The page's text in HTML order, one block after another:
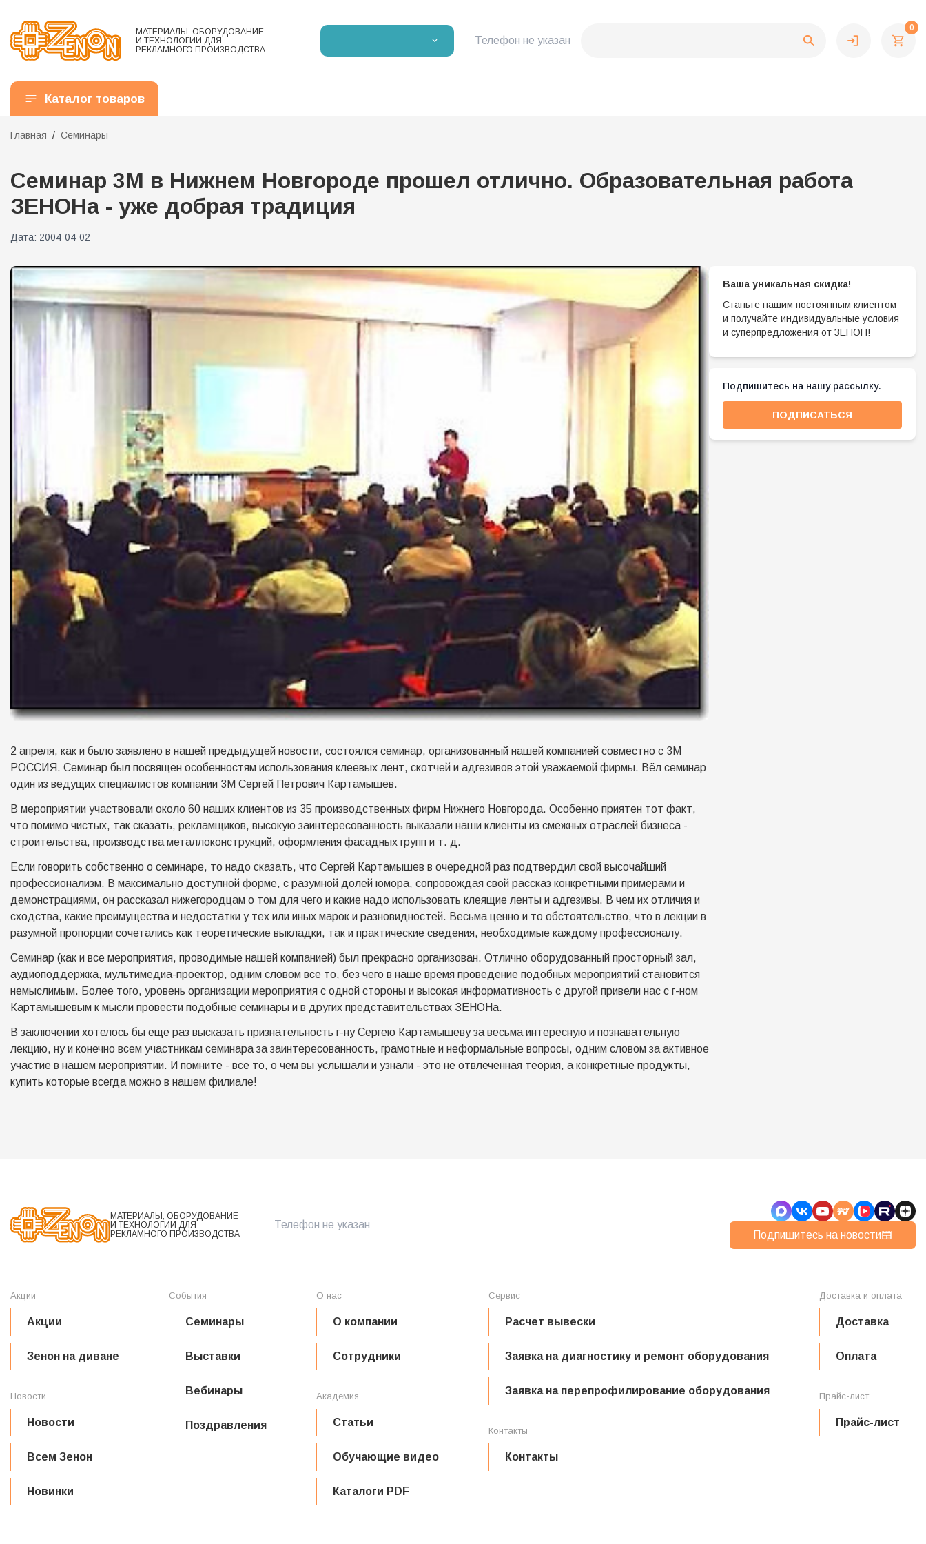
МАТЕРИАЛЫ, ОБОРУДОВАНИЕ
И ТЕХНОЛОГИИ ДЛЯ
РЕКЛАМНОГО ПРОИЗВОДСТВА
Телефон не указан
0
Каталог товаров
Главная Семинары
Семинар 3М в Нижнем Новгороде прошел отлично. Образовательная работа
ЗЕНОНа - уже добрая традиция
Дата: 2004-04-02
2 апреля, как и было заявлено в нашей предыдущей новости, состоялся семинар, организованный нашей компанией совместно с 3M
РОССИЯ. Семинар был посвящен особенностям использования клеевых лент, скотчей и адгезивов этой уважаемой фирмы. Вёл семинар
один из ведущих специалистов компании 3М Сергей Петрович Картамышев.
В мероприятии участвовали около 60 наших клиентов из 35 производственных фирм Нижнего Новгорода. Особенно приятен тот факт,
что помимо чистых, так сказать, рекламщиков, высокую заинтересованность выказали наши клиенты из смежных отраслей бизнеса -
строительства, производства металлоконструкций, оформления фасадных групп и т. д.
Если говорить собственно о семинаре, то надо сказать, что Сергей Картамышев в очередной раз подтвердил свой высочайший
профессионализм. В максимально доступной форме, с разумной долей юмора, сопровождая свой рассказ конкретными примерами и
демонстрациями, он рассказал нижегородцам о том для чего и какие надо использовать клеящие ленты и адгезивы. В чем их отличия и
сходства, какие преимущества и недостатки у тех или иных марок и разновидностей. Весьма ценно и то обстоятельство, что в лекции в
разумной пропорции сочетались как теоретические выкладки, так и практические сведения, необходимые каждому профессионалу.
Семинар (как и все мероприятия, проводимые нашей компанией) был прекрасно организован. Отлично оборудованный просторный зал,
аудиоподдержка, мультимедиа-проектор, одним словом все то, без чего в наше время проведение подобных мероприятий становится
немыслимым. Более того, уровень организации мероприятия с одной стороны и высокая информативность с другой привели нас с г-ном
Картамышевым к мысли провести подобные семинары и в других представительствах ЗЕНОНа.
В заключении хотелось бы еще раз высказать признательность г-ну Сергею Картамышеву за весьма интересную и познавательную
лекцию, ну и конечно всем участникам семинара за заинтересованность, грамотные и неформальные вопросы, одним словом за активное
участие в нашем мероприятии. И помните - все то, о чем вы услышали и узнали - это не отвлеченная теория, а конкретные продукты,
купить которые всегда можно в нашем филиале!
Ваша уникальная скидка!
Станьте нашим постоянным клиентом
и получайте индивидуальные условия
и суперпредложения от ЗЕНОН!
Подпишитесь на нашу рассылку.
ПОДПИСАТЬСЯ
МАТЕРИАЛЫ, ОБОРУДОВАНИЕ
И ТЕХНОЛОГИИ ДЛЯ
РЕКЛАМНОГО ПРОИЗВОДСТВА
Телефон не указан
Подпишитесь на новости
Акции
Акции
Зенон на диване
Новости
Новости
Всем Зенон
Новинки
События
Семинары
Выставки
Вебинары
Поздравления
О нас
О компании
Сотрудники
Академия
Статьи
Обучающие видео
Каталоги PDF
Сервис
Расчет вывески
Заявка на диагностику и ремонт оборудования
Заявка на перепрофилирование оборудования
Контакты
Контакты
Доставка и оплата
Доставка
Оплата
Прайс-лист
Прайс-лист